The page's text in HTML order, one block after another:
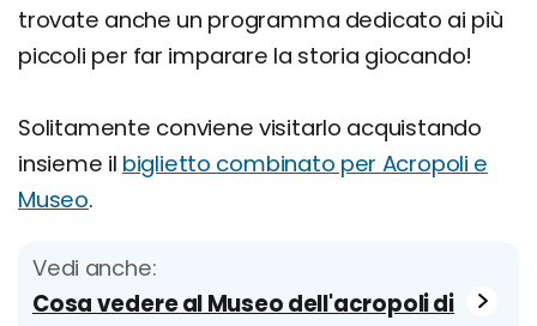
trovate anche un programma dedicato ai più
piccoli per far imparare la storia giocando!
Solitamente conviene visitarlo acquistando
insieme il biglietto combinato per Acropoli e
Museo.
Vedi anche:
Cosa vedere al Museo dell'acropoli di